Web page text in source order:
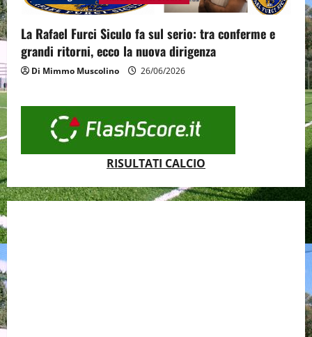
La Rafael Furci Siculo fa sul serio: tra conferme e
grandi ritorni, ecco la nuova dirigenza
Di Mimmo Muscolino 26/06/2026
RISULTATI CALCIO